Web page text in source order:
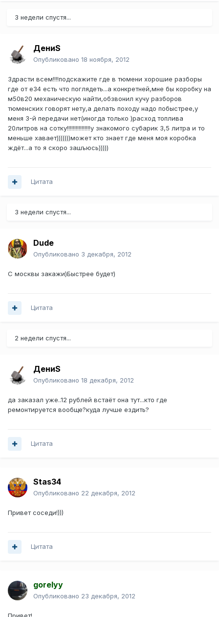
3 недели спустя...
ДениS
Опубликовано 18 ноября, 2012
Здрасти всем!!!!подскажите где в тюмени хорошие разборы
где от е34 есть что поглядеть...а конкретней,мне бы коробку на
м50в20 механическую найти,обзвонил кучу разборов
тюменских говорят нету,а делать походу надо побыстрее,у
меня 3-й передачи нет(иногда только )расход топлива
20литров на сотку!!!!!!!!!!!!!!!!у знакомого субарик 3,5 литра и то
меньше хавает)))))))может кто знает где меня моя коробка
ждёт...а то я скоро зашъюсь)))))
Цитата
3 недели спустя...
Dude
Опубликовано 3 декабря, 2012
С москвы закажи)Быстрее будет)
Цитата
2 недели спустя...
ДениS
Опубликовано 18 декабря, 2012
да заказал уже..12 рублей встаёт она тут...кто где
ремонтируется вообще?куда лучше ездить?
Цитата
Stas34
Опубликовано 22 декабря, 2012
Привет соседи!)))
Цитата
gorelyy
Опубликовано 23 декабря, 2012